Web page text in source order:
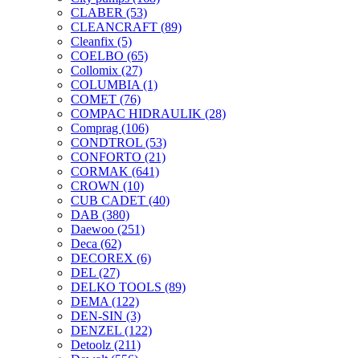
CLABER (53)
CLEANCRAFT (89)
Cleanfix (5)
COELBO (65)
Collomix (27)
COLUMBIA (1)
COMET (76)
COMPAC HIDRAULIK (28)
Comprag (106)
CONDTROL (53)
CONFORTO (21)
CORMAK (641)
CROWN (10)
CUB CADET (40)
DAB (380)
Daewoo (251)
Deca (62)
DECOREX (6)
DEL (27)
DELKO TOOLS (89)
DEMA (122)
DEN-SIN (3)
DENZEL (122)
Detoolz (211)